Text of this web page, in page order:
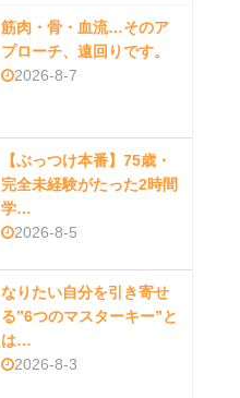
筋肉・骨・血流…そのア
プローチ、遠回りです。
2026-8-7
【ぶっつけ本番】75歳・
完全未経験がたった2時間
学…
2026-8-5
なりたい自分を引き寄せ
る”6つのマスターキー”と
は…
2026-8-3